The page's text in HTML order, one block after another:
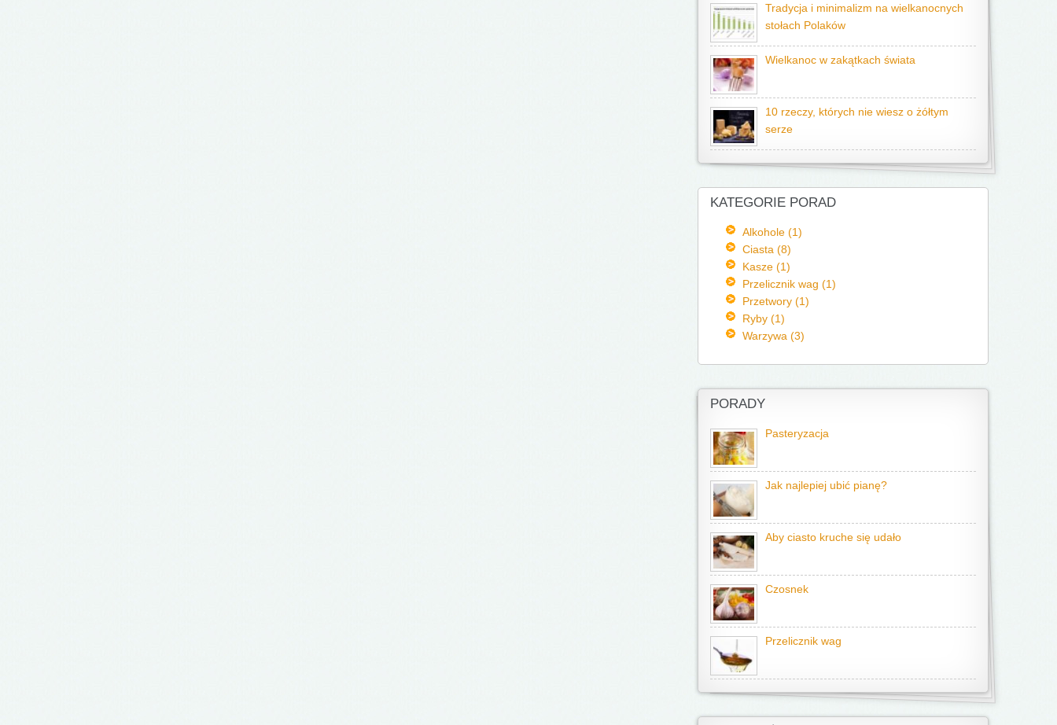
Tradycja i minimalizm na wielkanocnych
stołach Polaków
Wielkanoc w zakątkach świata
10 rzeczy, których nie wiesz o żółtym
serze
KATEGORIE PORAD
Alkohole (1)
Ciasta (8)
Kasze (1)
Przelicznik wag (1)
Przetwory (1)
Ryby (1)
Warzywa (3)
PORADY
Pasteryzacja
Jak najlepiej ubić pianę?
Aby ciasto kruche się udało
Czosnek
Przelicznik wag